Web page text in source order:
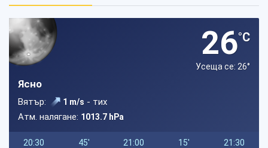
26°C
Усеща се: 26°
Ясно
Вятър: 1 m/s - тих
Атм. налягане: 1013.7 hPa
20:30 45' 21:00 15' 21:30